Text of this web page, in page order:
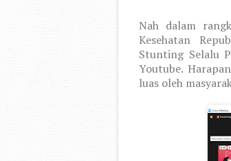
Nah dalam
Kesehatan
Stunting Selalu
Youtube.
luas oleh